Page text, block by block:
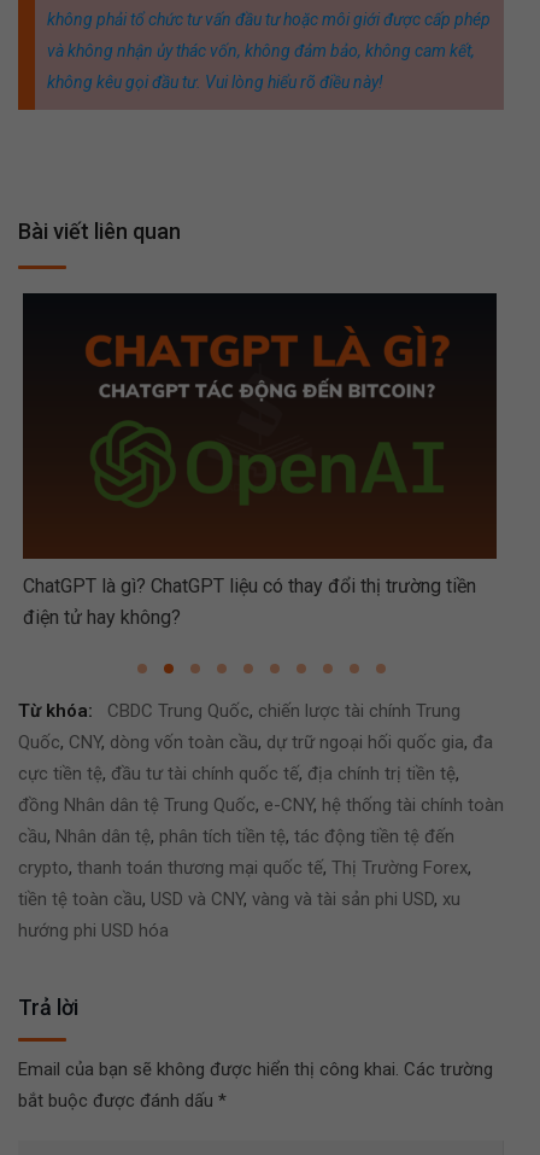
không phải tổ chức tư vấn đầu tư hoặc môi giới được cấp phép
và không nhận ủy thác vốn, không đảm bảo, không cam kết,
không kêu gọi đầu tư. Vui lòng hiểu rõ điều này!
Bài viết liên quan
ChatGPT là gì? ChatGPT liệu có thay đổi thị trường tiền
điện tử hay không?
Từ khóa: CBDC Trung Quốc, chiến lược tài chính Trung
Quốc, CNY, dòng vốn toàn cầu, dự trữ ngoại hối quốc gia, đa
cực tiền tệ, đầu tư tài chính quốc tế, địa chính trị tiền tệ,
đồng Nhân dân tệ Trung Quốc, e-CNY, hệ thống tài chính toàn
cầu, Nhân dân tệ, phân tích tiền tệ, tác động tiền tệ đến
crypto, thanh toán thương mại quốc tế, Thị Trường Forex,
tiền tệ toàn cầu, USD và CNY, vàng và tài sản phi USD, xu
hướng phi USD hóa
Trả lời
Email của bạn sẽ không được hiển thị công khai. Các trường
bắt buộc được đánh dấu *